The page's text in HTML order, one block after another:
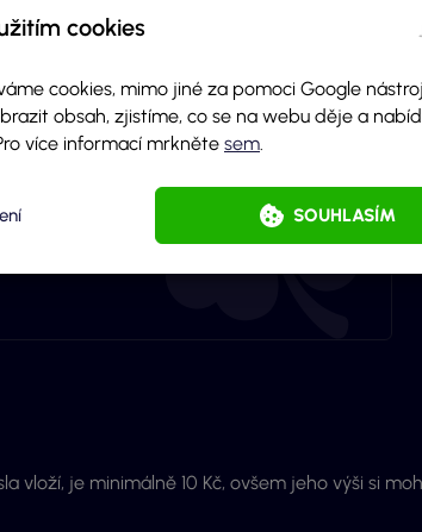
cookies
cookies, mimo jiné za pomoci Google
obsah, zjistíme, co se na webu děje a
více informací mrkněte sem.
SOUHLASÍM
vloží, je minimálně 10 Kč, ovšem jeho výši si